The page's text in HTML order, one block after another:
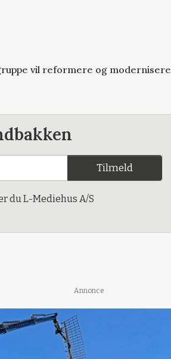
vil reformere og modernisere
Tilmeld
du L-Mediehus A/S
Annonce